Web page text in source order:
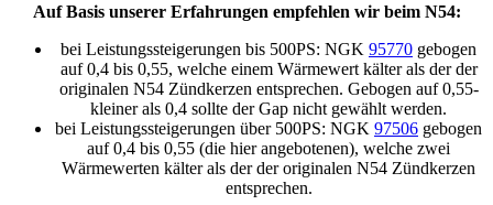
Auf Basis unserer Erfahrungen empfehlen wir beim N54:
bei Leistungssteigerungen bis 500PS: NGK 95770 gebogen
auf 0,4 bis 0,55, welche einem Wärmewert kälter als der der
originalen N54 Zündkerzen entsprechen. Gebogen auf 0,55-
kleiner als 0,4 sollte der Gap nicht gewählt werden.
bei Leistungssteigerungen über 500PS: NGK 97506 gebogen
auf 0,4 bis 0,55 (die hier angebotenen), welche zwei
Wärmewerten kälter als der der originalen N54 Zündkerzen
entsprechen.